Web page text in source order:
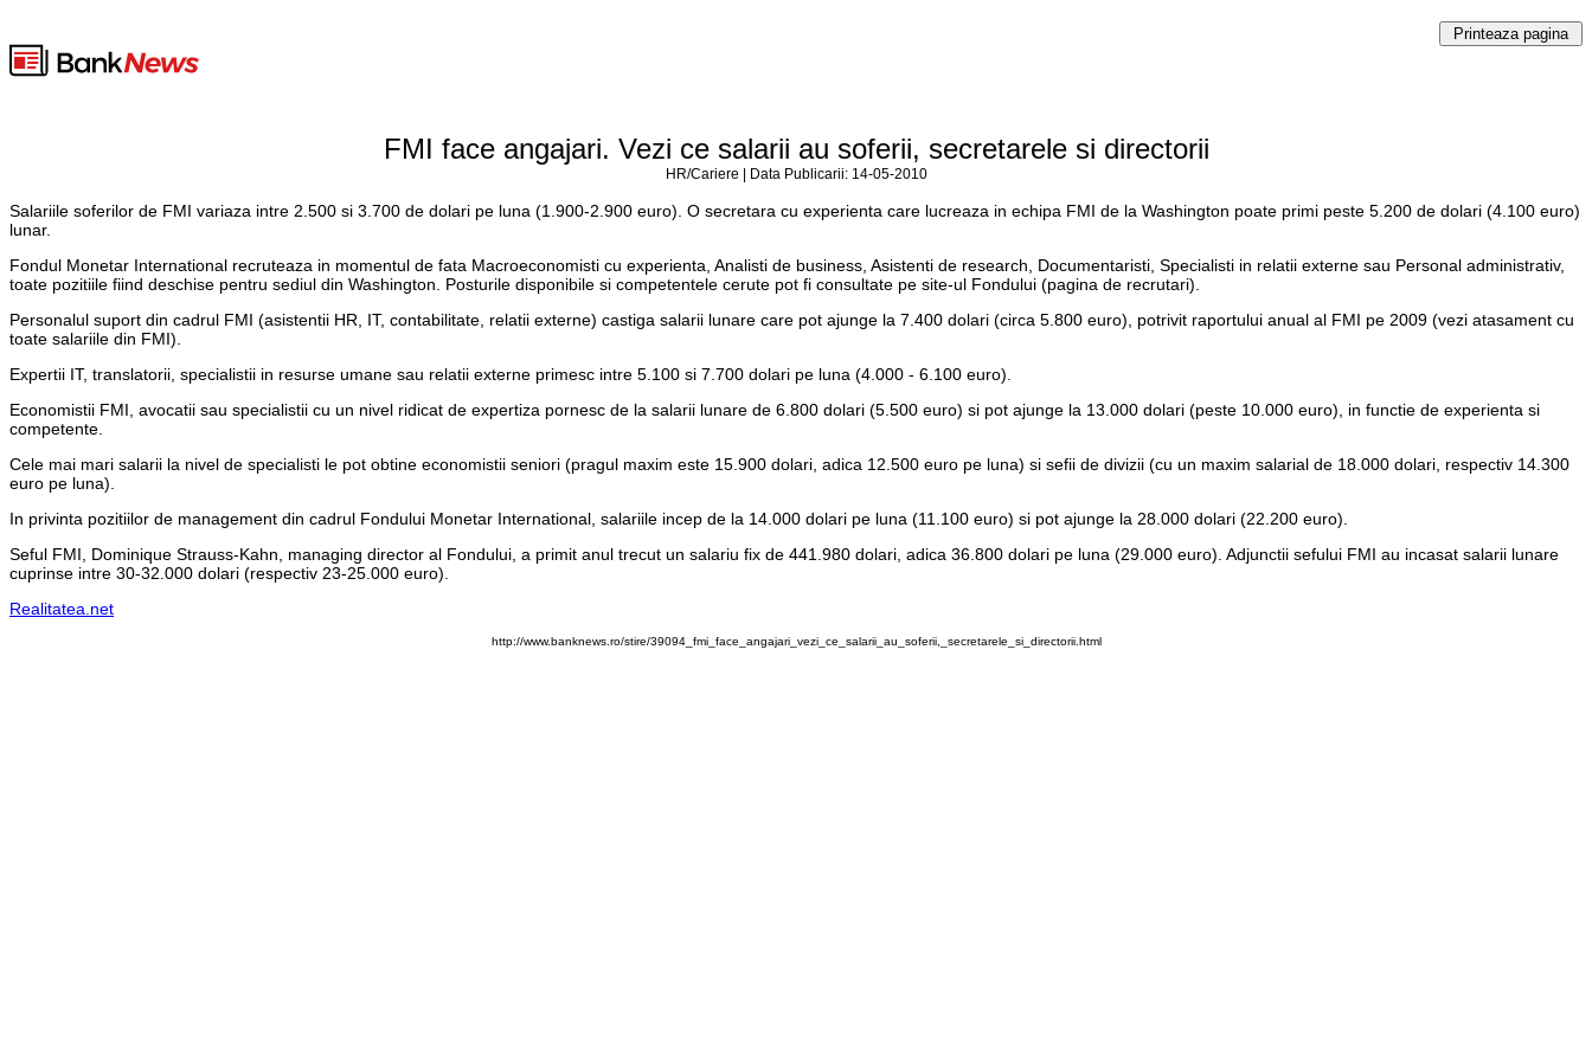
FMI face angajari. Vezi ce salarii au soferii, secretarele si directorii
HR/Cariere | Data Publicarii: 14-05-2010
Salariile soferilor de FMI variaza intre 2.500 si 3.700 de dolari pe luna (1.900-2.900 euro). O secretara cu experienta care lucreaza in echipa FMI de la Washington poate primi peste 5.200 de dolari (4.100 euro)
lunar.
Fondul Monetar International recruteaza in momentul de fata Macroeconomisti cu experienta, Analisti de business, Asistenti de research, Documentaristi, Specialisti in relatii externe sau Personal administrativ,
toate pozitiile fiind deschise pentru sediul din Washington. Posturile disponibile si competentele cerute pot fi consultate pe site-ul Fondului (pagina de recrutari).
Personalul suport din cadrul FMI (asistentii HR, IT, contabilitate, relatii externe) castiga salarii lunare care pot ajunge la 7.400 dolari (circa 5.800 euro), potrivit raportului anual al FMI pe 2009 (vezi atasament cu
toate salariile din FMI).
Expertii IT, translatorii, specialistii in resurse umane sau relatii externe primesc intre 5.100 si 7.700 dolari pe luna (4.000 - 6.100 euro).
Economistii FMI, avocatii sau specialistii cu un nivel ridicat de expertiza pornesc de la salarii lunare de 6.800 dolari (5.500 euro) si pot ajunge la 13.000 dolari (peste 10.000 euro), in functie de experienta si
competente.
Cele mai mari salarii la nivel de specialisti le pot obtine economistii seniori (pragul maxim este 15.900 dolari, adica 12.500 euro pe luna) si sefii de divizii (cu un maxim salarial de 18.000 dolari, respectiv 14.300
euro pe luna).
In privinta pozitiilor de management din cadrul Fondului Monetar International, salariile incep de la 14.000 dolari pe luna (11.100 euro) si pot ajunge la 28.000 dolari (22.200 euro).
Seful FMI, Dominique Strauss-Kahn, managing director al Fondului, a primit anul trecut un salariu fix de 441.980 dolari, adica 36.800 dolari pe luna (29.000 euro). Adjunctii sefului FMI au incasat salarii lunare
cuprinse intre 30-32.000 dolari (respectiv 23-25.000 euro).
Realitatea.net
http://www.banknews.ro/stire/39094_fmi_face_angajari_vezi_ce_salarii_au_soferii,_secretarele_si_directorii.html